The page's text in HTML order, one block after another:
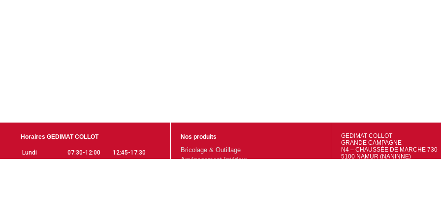
Horaires GEDIMAT COLLOT
Lundi 07:30-12:00
12:45-17:30
Nos produits
Bricolage & Outillage
Aménagement Intérieur
GEDIMAT COLLOT
GRANDE CAMPAGNE
N4 – CHAUSSÉE DE MARCHE 730
5100 NAMUR (NANINNE)